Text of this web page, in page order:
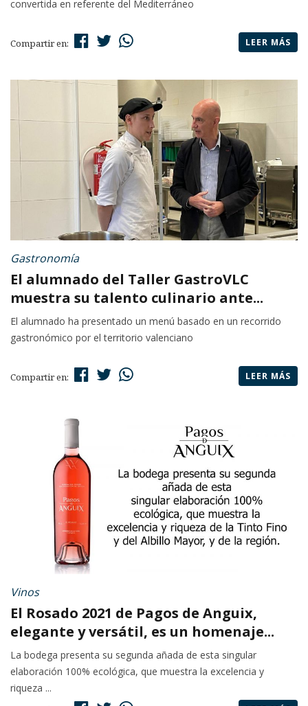
convertida en referente del Mediterráneo
Compartir en: LEER MÁS
Gastronomía
El alumnado del Taller GastroVLC
muestra su talento culinario ante...
El alumnado ha presentado un menú basado en un recorrido
gastronómico por el territorio valenciano
Compartir en: LEER MÁS
Vinos
El Rosado 2021 de Pagos de Anguix,
elegante y versátil, es un homenaje...
La bodega presenta su segunda añada de esta singular
elaboración 100% ecológica, que muestra la excelencia y
riqueza ...